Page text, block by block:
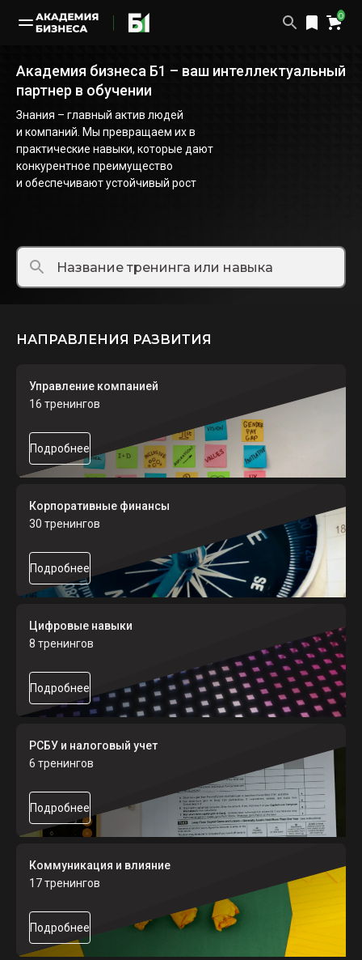
0
Академия бизнеса Б1 – ваш интеллектуальный
партнер в обучении
Знания – главный актив людей
и компаний. Мы превращаем их в
практические навыки, которые дают
конкурентное преимущество
и обеспечивают устойчивый рост
НАПРАВЛЕНИЯ РАЗВИТИЯ
Управление компанией
16 тренингов
Подробнее
Корпоративные финансы
30 тренингов
Подробнее
Цифровые навыки
8 тренингов
Подробнее
РСБУ и налоговый учет
6 тренингов
Подробнее
Коммуникация и влияние
17 тренингов
Подробнее